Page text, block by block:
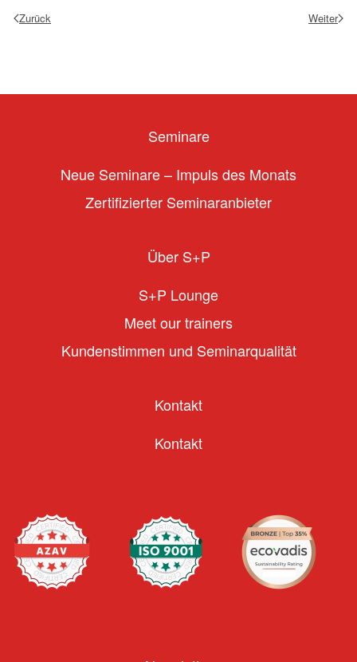
Zurück Weiter
Seminare
Neue Seminare – Impuls des Monats
Zertifizierter Seminaranbieter
Über S+P
S+P Lounge
Meet our trainers
Kundenstimmen und Seminarqualität
Kontakt
Kontakt